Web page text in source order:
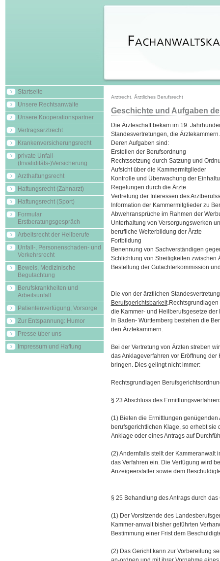
Startseite
Unsere Rechtsanwälte
Unsere Kooperationspartner
Vertragsarztrecht
Krankenversicherungsrecht
private Unfall-
(Invaliditäts-)Versicherung
Arzthaftungsrecht
Haftungsrecht (Zahnarzt)
Haftungsrecht (Sport)
Formular
Erstberatungsgespräch
Arbeitsrecht der Heilberufe
Unfall-, Personenschaden- und
Verkehrsrecht
Beweis, Medizinische
Begutachtung
Berufskrankheiten und
Arbeitsunfall
Patientenverfügung, Vorsorge
Zur Entspannung: Humor
Presse über uns
Impressum und Haftung
Arztrecht, Ärztliches Berufsrecht
Geschichte und Aufgaben
Die Ärzteschaft bekam im 19.
Standesvertretungen, die Ärztekammern.
Deren Aufgaben sind:
Erstellen der Berufsordnung
Rechtssetzung durch Satzung und
Aufsicht über die Kammermitglieder
Kontrolle und Überwachung der
Regelungen durch die Ärzte
Vertretung der Interessen des
Information der Kammermitglieder zu
Abwehransprüche im Rahmen der
Unterhaltung von Versorgungswerken
berufliche Weiterbildung der Ärzte
Fortbildung
Benennung von Sachverständigen
Schlichtung von Streitigkeiten zwischen
Bestellung der Gutachterkommission
Die von der ärztlichen
Berufsgerichtsbarkeit.Rechtsgrundlagen
die Kammer- und Heilberufsgesetze der
In Baden- Württemberg bestehen die
den Ärztekammern.
Bei der Vertretung von Ärzten streben
das Anklageverfahren vor Eröffnung
bringen. Dies gelingt nicht immer:
Rechtsgrundlagen
§ 23 Abschluss des
(1) Bieten die Ermittlungen
berufsgerichtlichen Klage, so erhebt
Anklage oder eines Antrags auf
(2) Andernfalls stellt der Kammeranwalt
das Verfahren ein. Die Verfügung wird
Anzeigeerstatter sowie dem
§ 25 Behandlung des Antrags durch das
(1) Der Vorsitzende des
Kammer-anwalt bisher geführten
Bestimmung einer Frist dem
(2) Das Gericht kann zur Vorbereitung